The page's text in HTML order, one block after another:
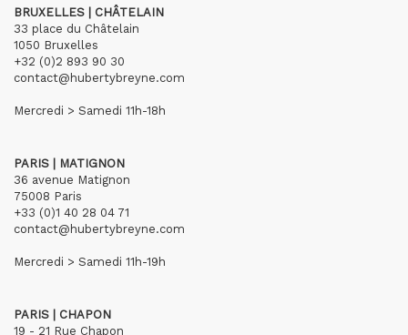
BRUXELLES | CHÂTELAIN
33 place du Châtelain
1050 Bruxelles
+32 (0)2 893 90 30
contact@hubertybreyne.com
Mercredi > Samedi 11h-18h
PARIS | MATIGNON
36 avenue Matignon
75008 Paris
+33 (0)1 40 28 04 71
contact@hubertybreyne.com
Mercredi > Samedi 11h-19h
PARIS | CHAPON
19 - 21 Rue Chapon